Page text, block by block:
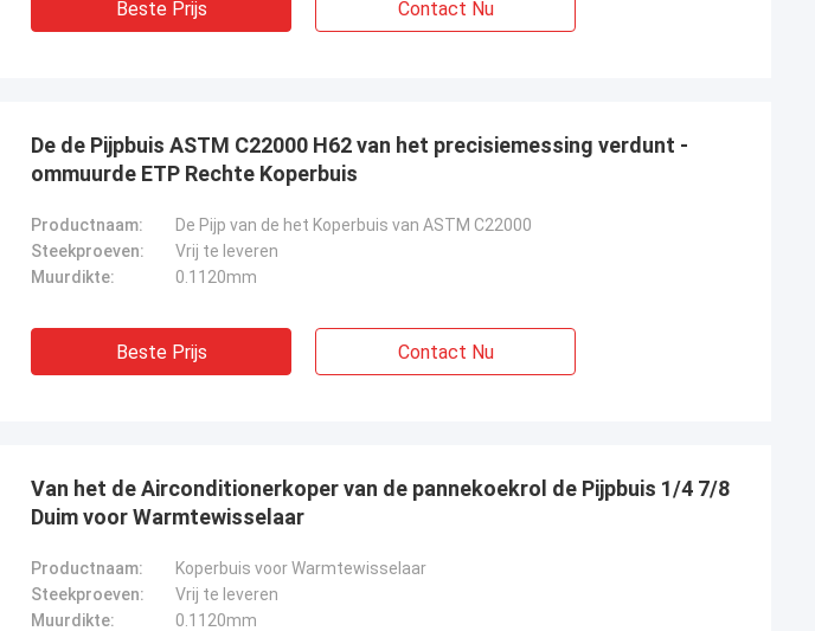
Beste Prijs Contact Nu
De de Pijpbuis ASTM C22000 H62 van het precisiemessing verdunt -
ommuurde ETP Rechte Koperbuis
Productnaam:
De Pijp van de het Koperbuis van ASTM C22000
Steekproeven:
Vrij te leveren
Muurdikte:
0.1120mm
Beste Prijs Contact Nu
Van het de Airconditionerkoper van de pannekoekrol de Pijpbuis 1/4 7/8
Duim voor Warmtewisselaar
Productnaam:
Koperbuis voor Warmtewisselaar
Steekproeven:
Vrij te leveren
Muurdikte:
0.1120mm